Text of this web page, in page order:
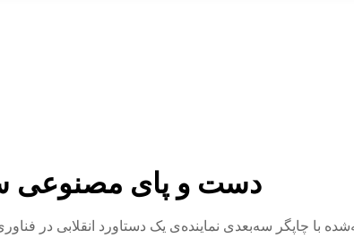
دست و پای مصنوعی
با چاپگر سه‌بعدی نماینده‌ی یک دستاورد انقلابی در